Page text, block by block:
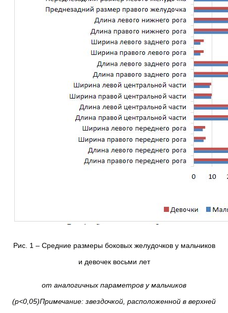
Рис. 1 – Средние размеры боковых желудочков у мальчиков
и девочек восьми лет
от аналогичных параметров у мальчиков
(p<0,05)Примечание: звездочкой, расположенной в верхней